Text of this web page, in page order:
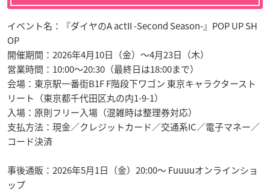
イベント名：『ダイヤのA actII -Second Season-』POP UP SH
OP
開催期間：2026年4月10日（金）～4月23日（木）
営業時間：10:00～20:30（最終日は18:00まで）
会場：東京駅一番街B1F F階段下ワゴン 東京キャラクタースト
リート（東京都千代田区丸の内1-9-1）
入場：原則フリー入場（混雑時は整理券対応）
支払方法：現金／クレジットカード／交通系IC／電子マネー／
コード決済
事後通販：2026年5月1日（金）20:00～ Fuuuuオンラインショ
ップ